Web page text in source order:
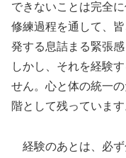
できないことは完全
修練過程を通して、
発する息詰まる緊張
しかし、それを経験
せん。心と体の統一
階として残っています
経験のあとは、必ず